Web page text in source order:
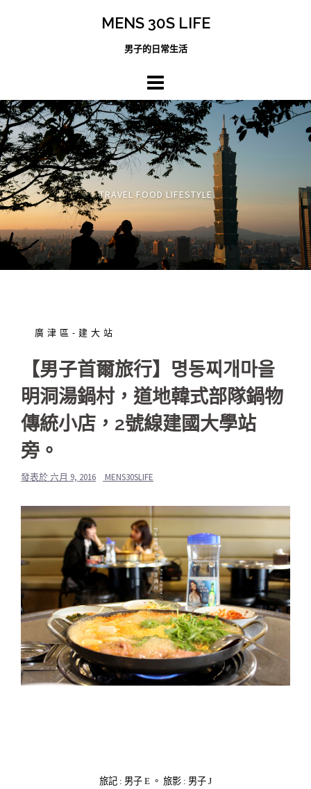
MENS 30S LIFE
男子的日常生活
TRAVEL FOOD LIFESTYLE
廣津區-建大站
【男子首爾旅行】명동찌개마을
明洞湯鍋村，道地韓式部隊鍋物
傳統小店，2號線建國大學站
旁。
發表於六月 9, 2016 MENS30SLIFE
旅記 : 男子 E 。 旅影 : 男子 J